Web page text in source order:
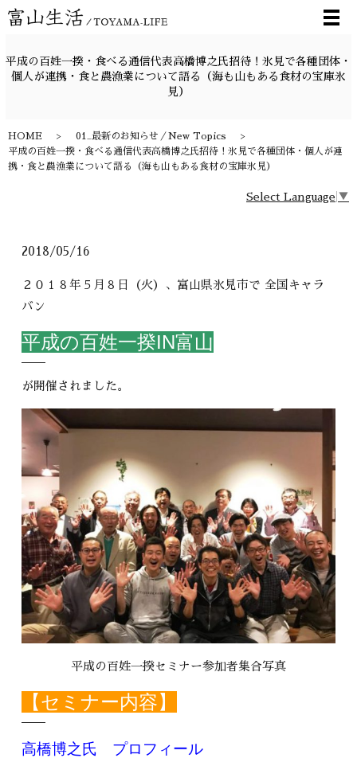
メ
平成の百姓一揆・食べる通信代表高橋博之氏招待！氷見で各種団体・
個人が連携・食と農漁業について語る（海も山もある食材の宝庫氷
見）
HOME
01_最新のお知らせ／New Topics
平成の百姓一揆・食べる通信代表高橋博之氏招待！氷見で各種団体・個人が連
携・食と農漁業について語る（海も山もある食材の宝庫氷見）
Select Language ▼
2018/05/16
２０１８年５月８日（火）、富山県氷見市で 全国キャラ
バン
平成の百姓一揆IN富山
が開催されました。
平成の百姓一揆セミナー参加者集合写真
【セミナー内容】
高橋博之氏 プロフィール